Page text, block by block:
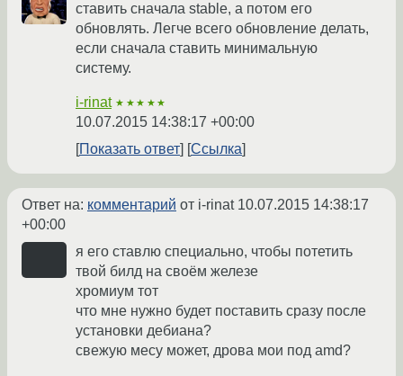
ставить сначала stable, а потом его
обновлять. Легче всего обновление делать,
если сначала ставить минимальную
систему.
i-rinat ★★★★★
10.07.2015 14:38:17 +00:00
Показать ответ
Ссылка
Ответ на: комментарий от i-rinat 10.07.2015 14:38:17
+00:00
я его ставлю специально, чтобы потетить
твой билд на своём железе
хромиум тот
что мне нужно будет поставить сразу после
установки дебиана?
свежую месу может, дрова мои под amd?